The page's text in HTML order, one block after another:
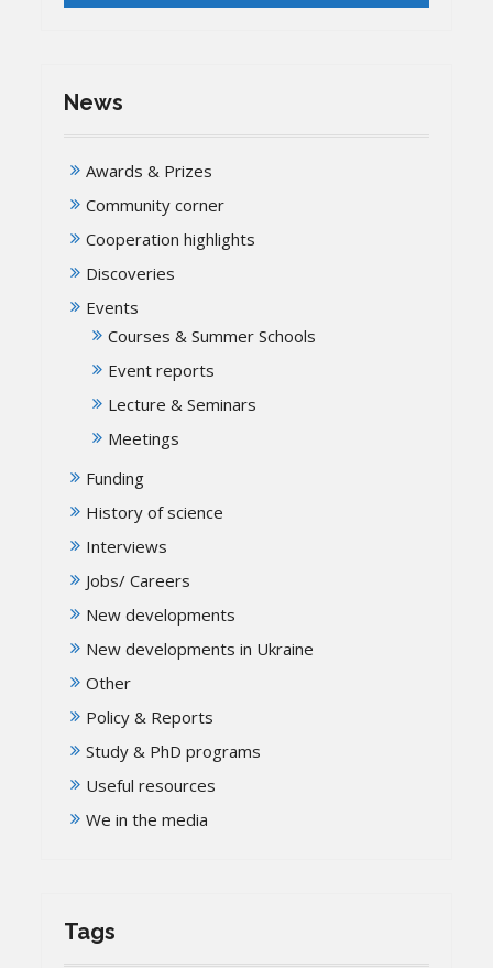
News
Awards & Prizes
Community corner
Cooperation highlights
Discoveries
Events
Courses & Summer Schools
Event reports
Lecture & Seminars
Meetings
Funding
History of science
Interviews
Jobs/ Careers
New developments
New developments in Ukraine
Other
Policy & Reports
Study & PhD programs
Useful resources
We in the media
Tags